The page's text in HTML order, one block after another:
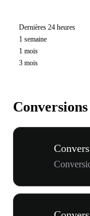
Dernières 24 heures
1 semaine
1 mois
3 mois